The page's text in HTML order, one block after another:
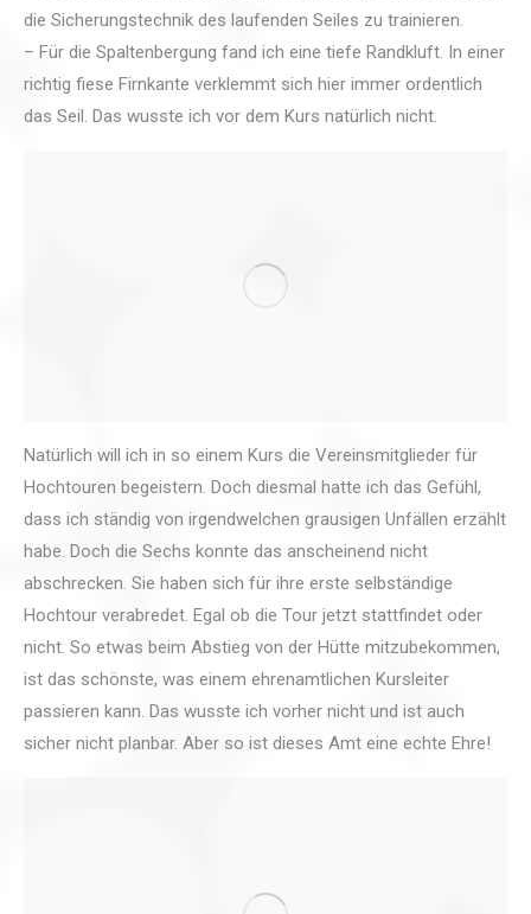
die Sicherungstechnik des laufenden Seiles zu trainieren.
– Für die Spaltenbergung fand ich eine tiefe Randkluft. In einer
richtig fiese Firnkante verklemmt sich hier immer ordentlich
das Seil. Das wusste ich vor dem Kurs natürlich nicht.
Natürlich will ich in so einem Kurs die Vereinsmitglieder für
Hochtouren begeistern. Doch diesmal hatte ich das Gefühl,
dass ich ständig von irgendwelchen grausigen Unfällen erzählt
habe. Doch die Sechs konnte das anscheinend nicht
abschrecken. Sie haben sich für ihre erste selbständige
Hochtour verabredet. Egal ob die Tour jetzt stattfindet oder
nicht. So etwas beim Abstieg von der Hütte mitzubekommen,
ist das schönste, was einem ehrenamtlichen Kursleiter
passieren kann. Das wusste ich vorher nicht und ist auch
sicher nicht planbar. Aber so ist dieses Amt eine echte Ehre!